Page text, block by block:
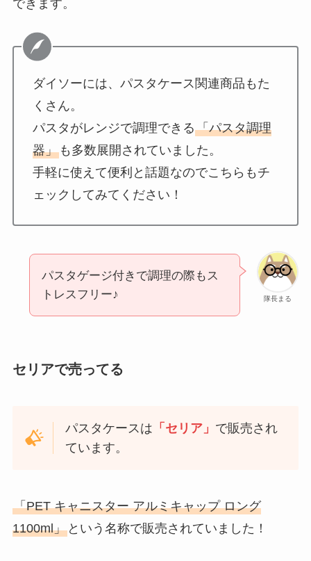
できます。
ダイソーには、パスタケース関連商品もた
くさん。
パスタがレンジで調理できる「パスタ調理
器」も多数展開されていました。
手軽に使えて便利と話題なのでこちらもチ
ェックしてみてください！
隊長まる
パスタゲージ付きで調理の際もス
トレスフリー♪
セリアで売ってる
パスタケースは 「セリア」 で販売され
ています。
「PET キャニスター アルミキャップ ロング
1100ml」という名称で販売されていました！